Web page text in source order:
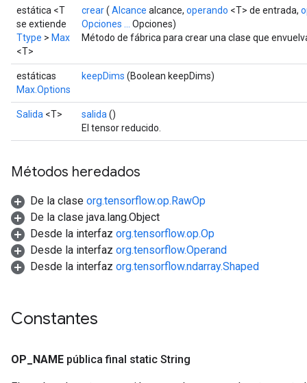
estática <T
se extiende
Ttype > Max
<T>
crear( Alcance alcance, operando <T> de entrada,
Opciones ...
Opciones)
Método de fábrica para crear una clase que
estáticas
Max.Options
keepDims (Boolean keepDims)
Salida <T> salida ()
El tensor reducido.
Métodos heredados
De la clase org.tensorflow.op.RawOp
De la clase java.lang.Object
Desde la interfaz org.tensorflow.op.Op
Desde la interfaz org.tensorflow.Operand
Desde la interfaz org.tensorflow.ndarray.Shaped
Constantes
OP NAME pública final static String